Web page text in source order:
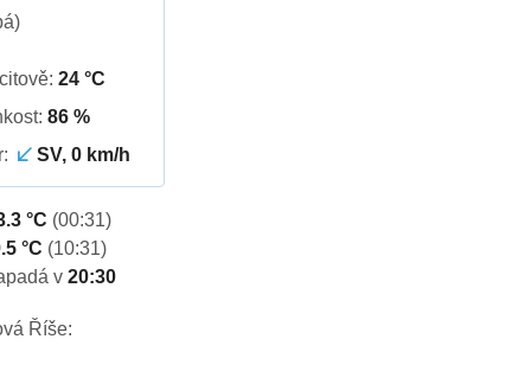
24 °C
86 %
SV, 0 km/h
°C (00:31)
°C (10:31)
v20:30
Říše: